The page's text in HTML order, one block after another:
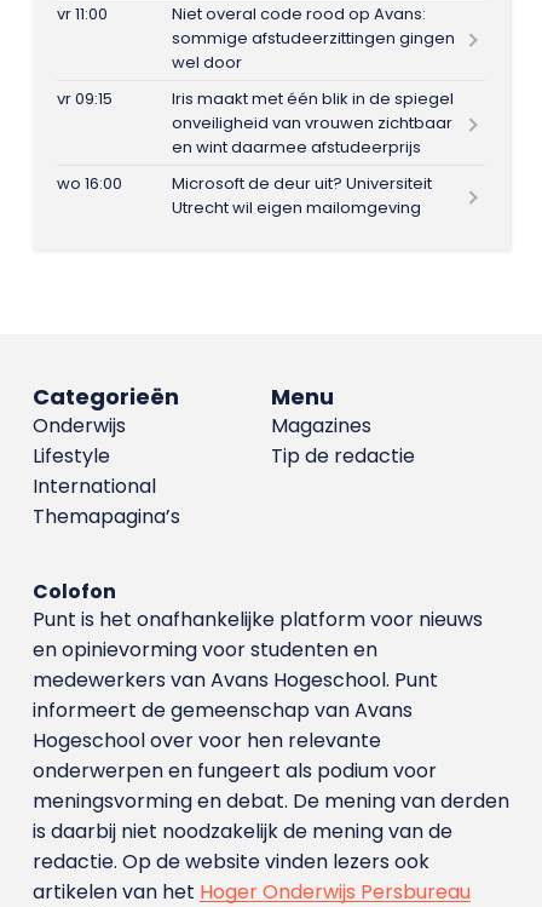
vr 11:00
Niet overal code rood op Avans:
sommige afstudeerzittingen gingen
wel door
vr 09:15
Iris maakt met één blik in de spiegel
onveiligheid van vrouwen zichtbaar
en wint daarmee afstudeerprijs
wo 16:00
Microsoft de deur uit? Universiteit
Utrecht wil eigen mailomgeving
Menu
Magazines
Tip de redactie
Categorieën
Onderwijs
Lifestyle
International
Themapagina’s
Colofon
Punt is het onafhankelijke platform voor nieuws
en opinievorming voor studenten en
medewerkers van Avans Hoge­school. Punt
informeert de gemeenschap van Avans
Hogeschool over voor hen relevante
onderwerpen en fungeert als podium voor
meningsvorming en debat. De mening van derden
is daarbij niet noodzakelijk de mening van de
redactie. Op de website vinden lezers ook
artikelen van het Hoger Onderwijs Persbureau